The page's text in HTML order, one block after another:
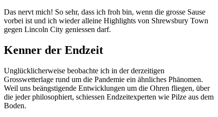
Das nervt mich! So sehr, dass ich froh bin, wenn die grosse Sause
vorbei ist und ich wieder alleine Highlights von Shrewsbury Town
gegen Lincoln City geniessen darf.
Kenner der Endzeit
Unglücklicherweise beobachte ich in der derzeitigen
Grosswetterlage rund um die Pandemie ein ähnliches Phänomen.
Weil uns beängstigende Entwicklungen um die Ohren fliegen, über
die jeder philosophiert, schiessen Endzeitexperten wie Pilze aus dem
Boden.